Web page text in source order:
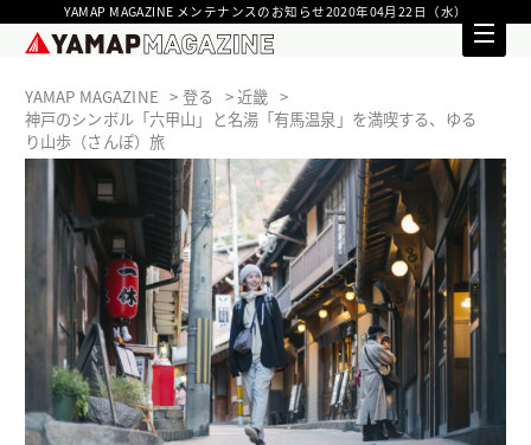
YAMAP MAGAZINE メンテナンスのお知らせ2020年04月22日（水）
YAMAP MAGAZINE 登る
近畿
神戸のシンボル「六甲山」と名湯「有馬温泉」を満喫する、ゆる
り山歩（さんぽ）旅